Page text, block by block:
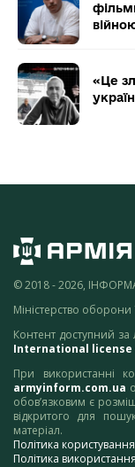
«Це
© 2018 - 2026,
Міністерство оборони
Контент доступний за
International license
При використанні
armyinform.com.ua
обов’язковим є
відкритого для
матеріал.
Політика
Політика